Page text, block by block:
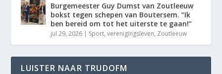
Burgemeester Guy Dumst van Zoutleeuw
bokst tegen schepen van Boutersem. “Ik
ben bereid om tot het uiterste te gaan!”
jul 29, 2026 | Sport,verenigingsleven, Zoutleeuw
LUISTER NAAR TRUDOFM